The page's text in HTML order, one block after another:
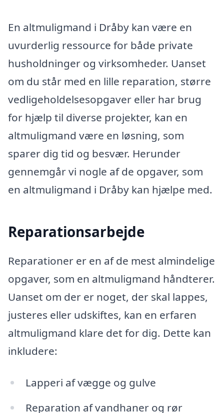
En altmuligmand i Dråby kan være en
uvurderlig ressource for både private
husholdninger og virksomheder. Uanset
om du står med en lille reparation, større
vedligeholdelsesopgaver eller har brug
for hjælp til diverse projekter, kan en
altmuligmand være en løsning, som
sparer dig tid og besvær. Herunder
gennemgår vi nogle af de opgaver, som
en altmuligmand i Dråby kan hjælpe med.
Reparationsarbejde
Reparationer er en af de mest almindelige
opgaver, som en altmuligmand håndterer.
Uanset om der er noget, der skal lappes,
justeres eller udskiftes, kan en erfaren
altmuligmand klare det for dig. Dette kan
inkludere:
Lapperi af vægge og gulve
Reparation af vandhaner og rør